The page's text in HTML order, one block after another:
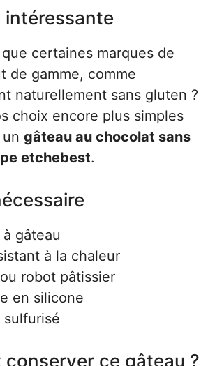
certaines marques de
de gamme, comme
naturellement sans gluten ?
choix encore plus simples
gâteau au chocolat sans
etchebest.
gâteau
à la chaleur
robot pâtissier
en silicone
sulfurisé
conserver ce gâteau ?